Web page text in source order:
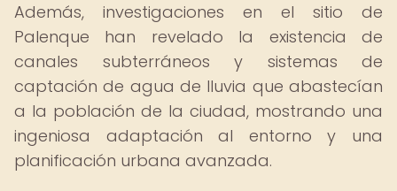
Además, investigaciones en el sitio de
Palenque han revelado la existencia de
canales subterráneos y sistemas de
captación de agua de lluvia que abastecían
a la población de la ciudad, mostrando una
ingeniosa adaptación al entorno y una
planificación urbana avanzada.